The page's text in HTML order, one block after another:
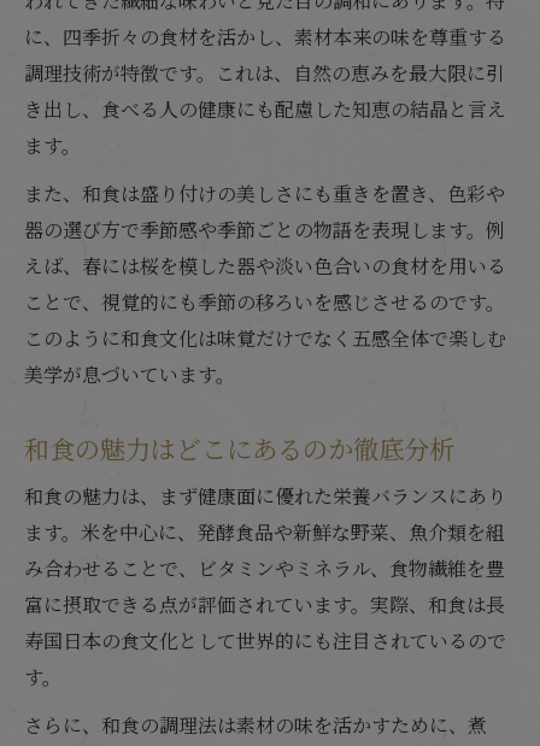
に、四季折々の食材を活かし、素材本来の味を尊重する
調理技術が特徴です。これは、自然の恵みを最大限に引
き出し、食べる人の健康にも配慮した知恵の結晶と言え
ます。
また、和食は盛り付けの美しさにも重きを置き、色彩や
器の選び方で季節感や季節ごとの物語を表現します。例
えば、春には桜を模した器や淡い色合いの食材を用いる
ことで、視覚的にも季節の移ろいを感じさせるのです。
このように和食文化は味覚だけでなく五感全体で楽しむ
美学が息づいています。
和食の魅力はどこにあるのか徹底分析
和食の魅力は、まず健康面に優れた栄養バランスにあり
ます。米を中心に、発酵食品や新鮮な野菜、魚介類を組
み合わせることで、ビタミンやミネラル、食物繊維を豊
富に摂取できる点が評価されています。実際、和食は長
寿国日本の食文化として世界的にも注目されているので
す。
さらに、和食の調理法は素材の味を活かすために、煮